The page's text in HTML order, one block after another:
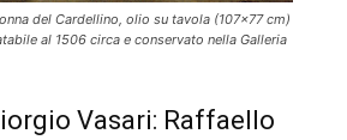
del Cardellino, olio su tavola (107×77 cm)
al 1506 circa e conservato nella Galleria
Vasari: Raffaello